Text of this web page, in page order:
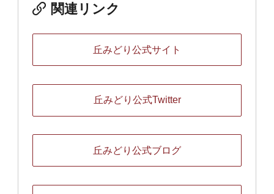
関連リンク
丘みどり公式サイト
丘みどり公式Twitter
丘みどり公式ブログ